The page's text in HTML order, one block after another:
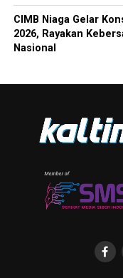
CIMB Niaga Gelar
2026, Rayakan
Nasional